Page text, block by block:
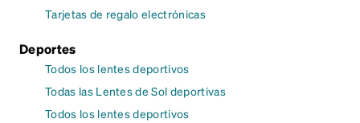
Tarjetas de regalo electrónicas
Deportes
Todos los lentes deportivos
Todas las Lentes de Sol deportivas
Todos los lentes deportivos